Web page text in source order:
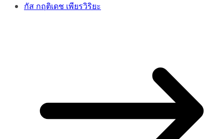
กัส กฤติเดช เพียรวิริยะ